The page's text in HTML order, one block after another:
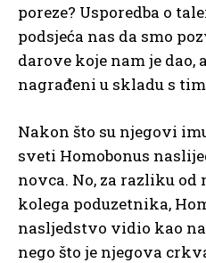
poreze? Usporedba o
podsjeća nas da smo
darove koje nam je dao,
nagrađeni u skladu s
Nakon što su njegovi
sveti Homobonus
novca. No, za razliku
kolega poduzetnika,
nasljedstvo vidio kao
nego što je njegova